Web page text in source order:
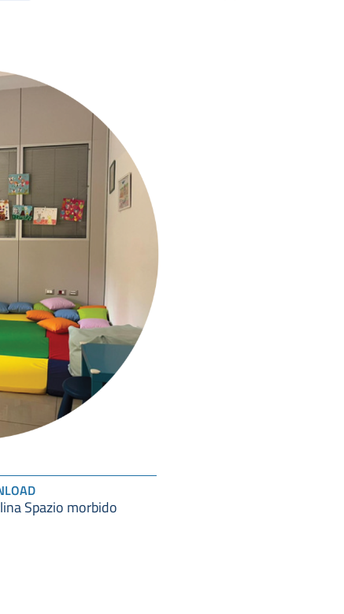
Spazio morbido